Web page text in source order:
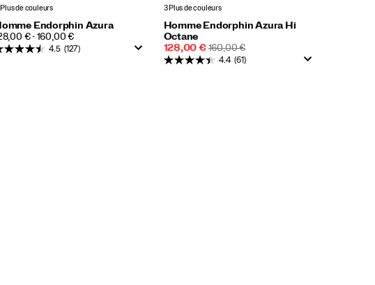
Plus de couleurs
Endorphin Azura
€ - 160,00 €
4.5 (127)
3 Plus de couleurs
Homme Endorphin Azura Hi
Octane
Prix
soldé
128,00 €PRIX
DE
160,00 €
4.4 (61)